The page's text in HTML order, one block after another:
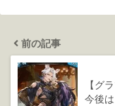
前の記事
【グ
今後